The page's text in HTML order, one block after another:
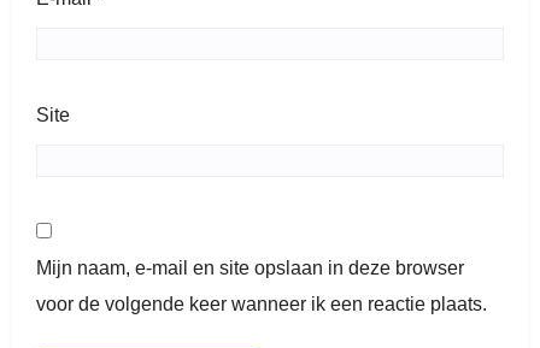
Site
Mijn naam, e-mail en site opslaan in deze browser
voor de volgende keer wanneer ik een reactie plaats.